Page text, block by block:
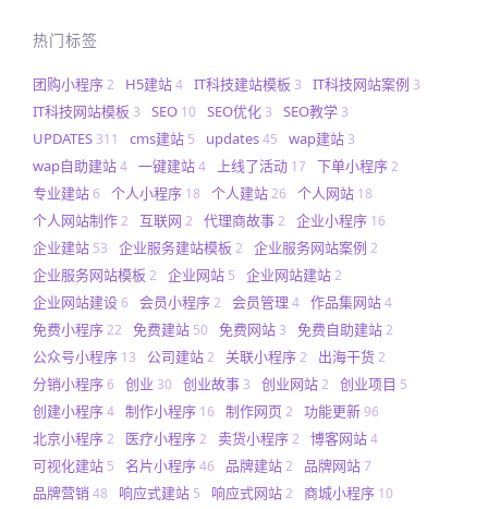
热门标签
团购小程序2 H5建站4 IT科技建站模板 3 IT科技网站案例 3
IT科技网站模板 3 SEO 10 SEO优化 3 SEO教学 3
UPDATES 311 cms建站 5 updates45 wap建站 3
wap自助建站4 一键建站4 上线了活动 17 下单小程序2
专业建站6 个人小程序 18 个人建站26 个人网站 18
个人网站制作2 互联网 2 代理商故事2 企业小程序 16
企业建站 53 企业服务建站模板 2 企业服务网站案例 2
企业服务网站模板 2 企业网站 5 企业网站建站2
企业网站建设6 会员小程序2 会员管理 4 作品集网站4
免费小程序22 免费建站 50 免费网站 3 免费自助建站2
公众号小程序 13 公司建站2 关联小程序2 出海干货2
分销小程序6 创业 30 创业故事 3 创业网站2 创业项目 5
创建小程序4 制作小程序 16 制作网页 2 功能更新96
北京小程序2 医疗小程序2 卖货小程序2 博客网站4
可视化建站 5 名片小程序46 品牌建站2 品牌网站7
品牌营销 48 响应式建站 5 响应式网站2 商城小程序 10